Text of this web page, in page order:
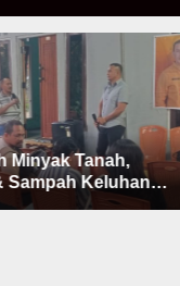
Minyak Tanah,
Sampah Keluhan
Airnona